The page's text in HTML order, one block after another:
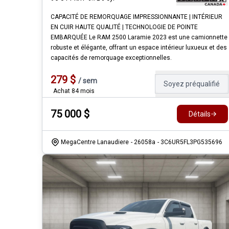
CAPACITÉ DE REMORQUAGE IMPRESSIONNANTE | INTÉRIEUR
EN CUIR HAUTE QUALITÉ | TECHNOLOGIE DE POINTE
EMBARQUÉE Le RAM 2500 Laramie 2023 est une camionnette
robuste et élégante, offrant un espace intérieur luxueux et des
capacités de remorquage exceptionnelles.
279 $ /sem
Achat 84 mois
Soyez préqualifié
75 000 $ Détails
MegaCentre Lanaudiere - 26058a - 3C6UR5FL3PG535696